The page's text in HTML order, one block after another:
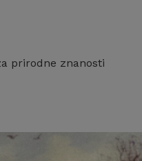
prirodne znanosti